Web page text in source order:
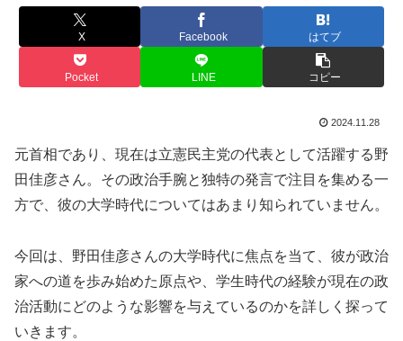
X Facebook はてブ
Pocket LINE コピー
2024.11.28
元首相であり、現在は立憲民主党の代表として活躍する野
田佳彦さん。その政治手腕と独特の発言で注目を集める一
方で、彼の大学時代についてはあまり知られていません。
今回は、野田佳彦さんの大学時代に焦点を当て、彼が政治
家への道を歩み始めた原点や、学生時代の経験が現在の政
治活動にどのような影響を与えているのかを詳しく探って
いきます。